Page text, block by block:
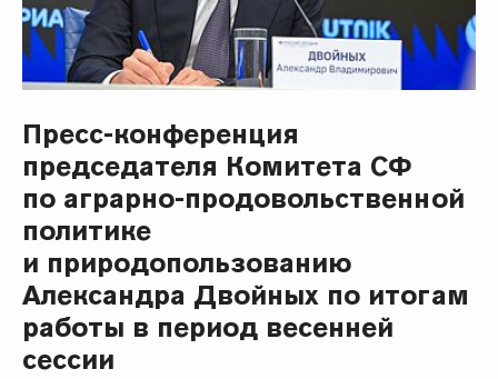
Пресс-конференция
председателя Комитета СФ
по аграрно-продовольственной
политике
и природопользованию
Александра Двойных по итогам
работы в период весенней
сессии